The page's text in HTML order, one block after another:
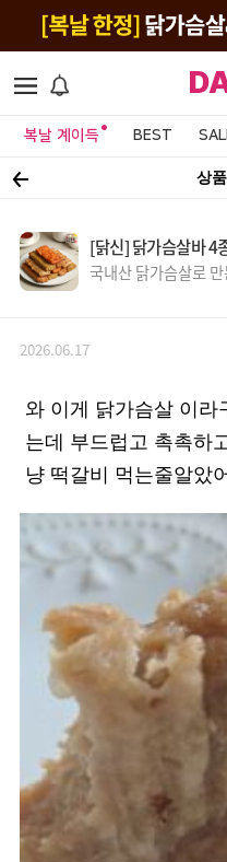
복날 계이득 BEST
상
[닭신] 닭가슴살바 4
국내산 닭가슴살로
2026.06.17
와 이게 닭가슴살 이라
는데 부드럽고 촉촉하
냥 떡갈비 먹는줄알았